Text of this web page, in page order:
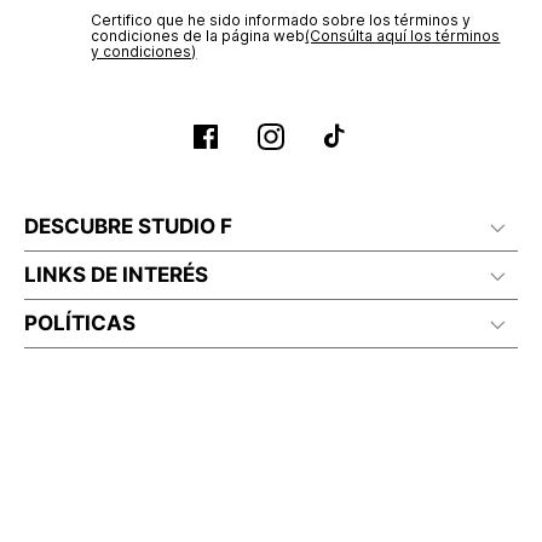
Certifico que he sido informado sobre los términos y
condiciones de la página web‎(Consúlta aquí los términos
y condiciones)
DESCUBRE STUDIO F
LINKS DE INTERÉS
POLÍTICAS